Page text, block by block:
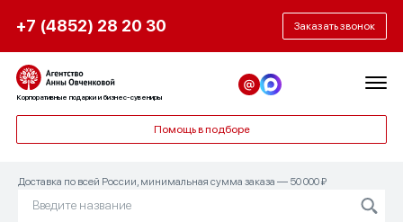
+7 (4852) 28 20 30 Заказать звонок
Корпоративные подарки и бизнес-сувениры
Помощь в подборе
Доставка по всей России, минимальная сумма заказа — 50 000 ₽